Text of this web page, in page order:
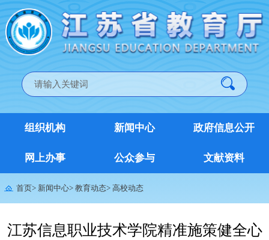
组织机构 新闻中心 政府信息公开
网上办事 公众参与 文献资料
首页> 新闻中心> 教育动态> 高校动态
江苏信息职业技术学院精准施策健全心